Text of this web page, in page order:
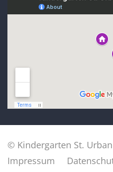
© Kindergarten St.
Impressum